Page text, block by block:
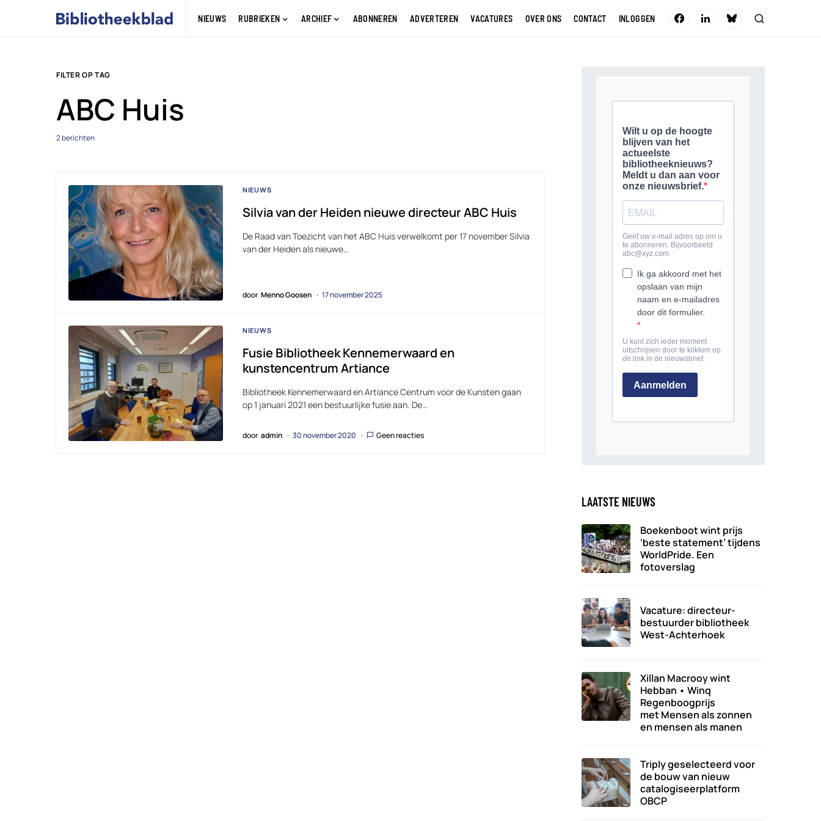
NIEUWS RUBRIEKEN ARCHIEF ABONNEREN ADVERTEREN VACATURES OVER ONS CONTACT INLOGGEN
FILTER OP TAG
ABC Huis
2 berichten
NIEUWS
Silvia van der Heiden nieuwe directeur ABC Huis
De Raad van Toezicht van het ABC Huis verwelkomt per 17 november Silvia
van der Heiden als nieuwe…
door Menno Goosen 17 november 2025
NIEUWS
Fusie Bibliotheek Kennemerwaard en
kunstencentrum Artiance
Bibliotheek Kennemerwaard en Artiance Centrum voor de Kunsten gaan
op 1 januari 2021 een bestuurlijke fusie aan. De…
door admin 30 november 2020 Geen reacties
LAATSTE NIEUWS
Boekenboot wint prijs
‘beste statement’ tijdens
WorldPride. Een
fotoverslag
Vacature: directeur-
bestuurder bibliotheek
West-Achterhoek
Xillan Macrooy wint
Hebban • Winq
Regenboogprijs
met Mensen als zonnen
en mensen als manen
Triply geselecteerd voor
de bouw van nieuw
catalogiseerplatform
OBCP